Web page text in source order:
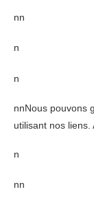
nn
n
n
nnNous pouvons
utilisant nos
n
nn